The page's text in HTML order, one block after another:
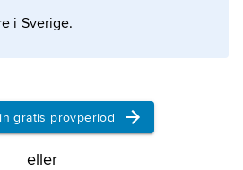
om artikeln
i Sverige.
gratis provperiod
eller